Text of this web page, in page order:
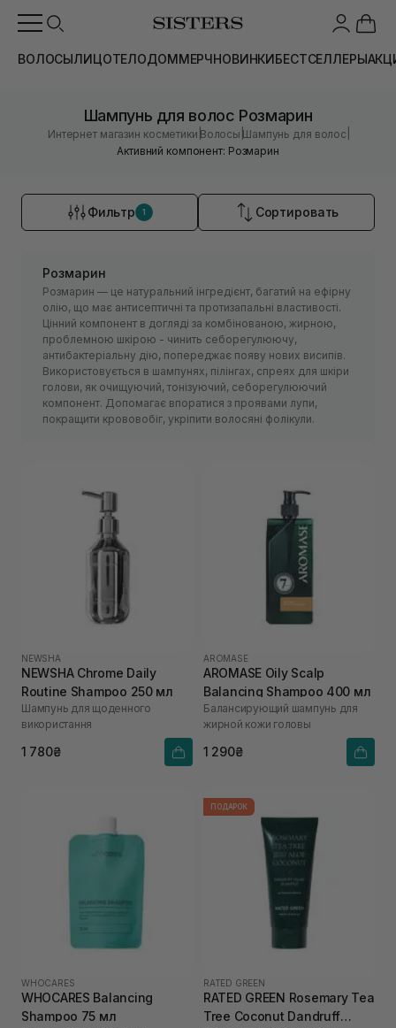
ВОЛОСЫЛИЦОТЕЛОДОММЕРЧНОВИНКИБЕСТСЕЛЛЕРЫ
Шампунь для волос Розмарин
Интернет магазин косметики |Волосы |Шампунь для волос
Активний компонент: Розмарин
Фильтр 1 Сортировать
Розмарин
Розмарин — це натуральний інгредієнт, багатий на ефірну
олію, що має антисептичні та протизапальні властивості.
Цінний компонент в догляді за комбінованою, жирною,
проблемною шкірою - чинить себорегулюючу,
антибактеріальну дію, попереджає появу нових висипів.
Використовується в шампунях, пілінгах, спреях для шкіри
голови, як очищуючий, тонізуючий, себорегулюючий
компонент. Допомагає впоратися з проявами лупи,
покращити крововобіг, укріпити волосяні фолікули.
NEWSHA
NEWSHA Chrome Daily
Routine Shampoo 250 мл
Шампунь для щоденного
використання
1 780₴
AROMASE
AROMASE Oily Scalp
Balancing Shampoo 400 мл
Балансирующий шампунь для
жирной кожи головы
1 290₴
WHOCARES
WHOCARES Balancing
Shampoo 75 мл
ПОДАРОК
RATED GREEN
RATED GREEN Rosemary Tea
Tree Coconut Dandruff